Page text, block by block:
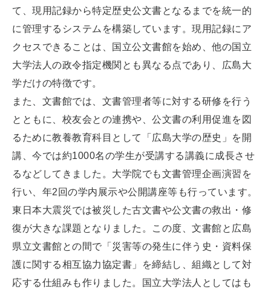
て、現用記録から特定歴史公文書となるまでを統一的
に管理するシステムを構築しています。現用記録にア
クセスできることは、国立公文書館を始め、他の国立
大学法人の政令指定機関とも異なる点であり、広島大
学だけの特徴です。
また、文書館では、文書管理者等に対する研修を行う
とともに、校友会との連携や、公文書の利用促進を図
るために教養教育科目として「広島大学の歴史」を開
講、今では約1000名の学生が受講する講義に成長させ
るなどしてきました。大学院でも文書管理企画演習を
行い、年2回の学内展示や公開講座等も行っています。
東日本大震災では被災した古文書や公文書の救出・修
復が大きな課題となりました。この度、文書館と広島
県立文書館との間で「災害等の発生に伴う史・資料保
護に関する相互協力協定書」を締結し、組織として対
応する仕組みも作りました。国立大学法人としてはも